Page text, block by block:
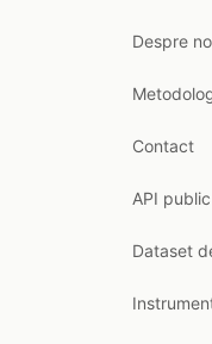
Despre
Contact
API public
Dataset